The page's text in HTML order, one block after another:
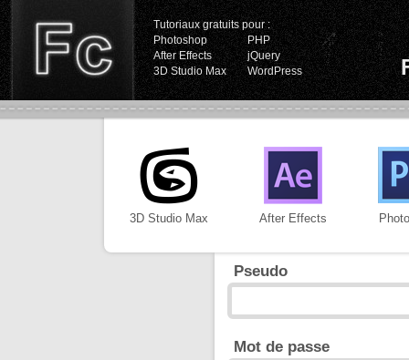
Tutoriaux gratuits pour :
Photoshop
PHP
After Effects
jQuery
3D Studio Max
WordPress
3D Studio Max After Effects
Pseudo
Mot de passe